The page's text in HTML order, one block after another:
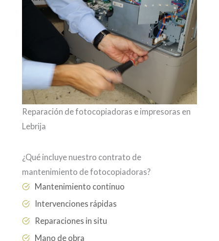
Reparación de fotocopiadoras e impresoras en
Lebrija
¿Qué incluye nuestro contrato de
mantenimiento de fotocopiadoras?
Mantenimiento continuo
Intervenciones rápidas
Reparaciones in situ
Mano de obra